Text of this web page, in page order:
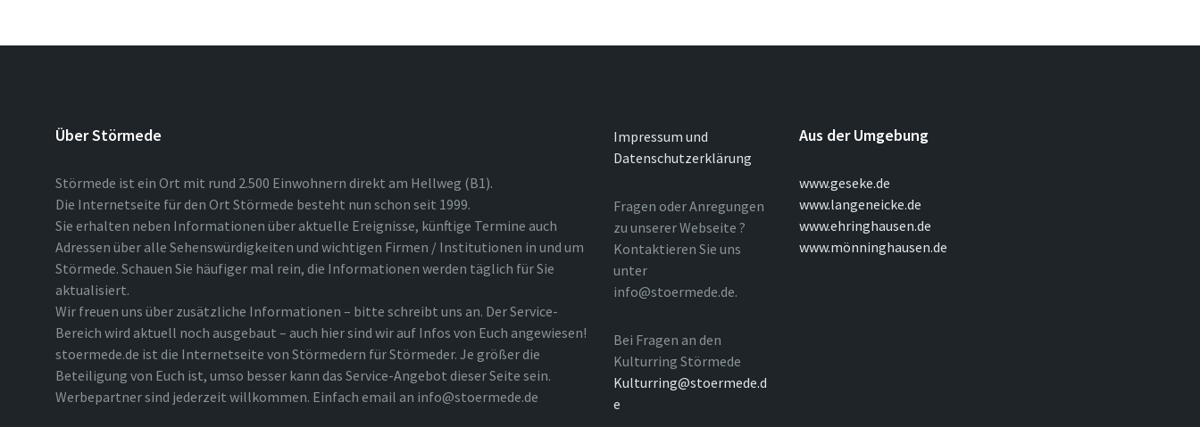
Über Störmede
Störmede ist ein Ort mit rund 2.500 Einwohnern direkt am Hellweg (B1).
Die Internetseite für den Ort Störmede besteht nun schon seit 1999.
Sie erhalten neben Informationen über aktuelle Ereignisse, künftige Termine auch
Adressen über alle Sehenswürdigkeiten und wichtigen Firmen / Institutionen in und um
Störmede. Schauen Sie häufiger mal rein, die Informationen werden täglich für Sie
aktualisiert.
Wir freuen uns über zusätzliche Informationen – bitte schreibt uns an. Der Service-
Bereich wird aktuell noch ausgebaut – auch hier sind wir auf Infos von Euch angewiesen!
stoermede.de ist die Internetseite von Störmedern für Störmeder. Je größer die
Beteiligung von Euch ist, umso besser kann das Service-Angebot dieser Seite sein.
Werbepartner sind jederzeit willkommen. Einfach email an info@stoermede.de
Impressum und
Datenschutzerklärung
Fragen oder Anregungen
zu unserer Webseite ?
Kontaktieren Sie uns
unter
info@stoermede.de.
Bei Fragen an den
Kulturring Störmede
Kulturring@stoermede.d
e
Aus der Umgebung
www.geseke.de
www.langeneicke.de
www.ehringhausen.de
www.mönninghausen.de